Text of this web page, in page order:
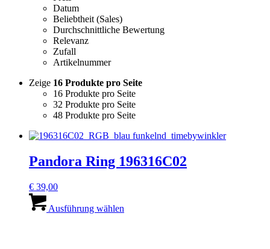
Datum
Beliebtheit (Sales)
Durchschnittliche Bewertung
Relevanz
Zufall
Artikelnummer
Zeige 16 Produkte pro Seite
16 Produkte pro Seite
32 Produkte pro Seite
48 Produkte pro Seite
Pandora Ring 196316C02
€ 39,00
Ausführung wählen